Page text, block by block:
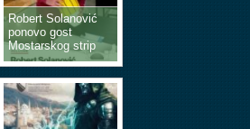
Robert Solanović
ponovo gost
Mostarskog strip
vikenda